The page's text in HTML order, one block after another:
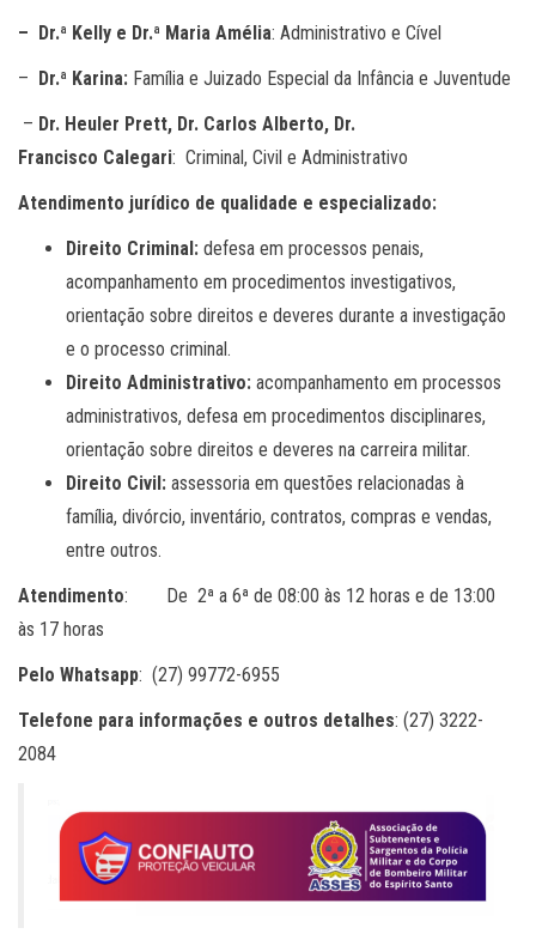
– Dr.ª Kelly e Dr.ª Maria Amélia: Administrativo e Cível
– Dr.ª Karina: Família e Juizado Especial da Infância e Juventude
– Dr. Heuler Prett, Dr. Carlos Alberto, Dr.
Francisco Calegari: Criminal, Civil e Administrativo
Atendimento jurídico de qualidade e especializado:
Direito Criminal: defesa em processos penais,
acompanhamento em procedimentos investigativos,
orientação sobre direitos e deveres durante a investigação
e o processo criminal.
Direito Administrativo: acompanhamento em processos
administrativos, defesa em procedimentos disciplinares,
orientação sobre direitos e deveres na carreira militar.
Direito Civil: assessoria em questões relacionadas à
família, divórcio, inventário, contratos, compras e vendas,
entre outros.
Atendimento: De 2ª a 6ª de 08:00 às 12 horas e de 13:00
às 17 horas
Pelo Whatsapp: (27) 99772-6955
Telefone para informações e outros detalhes: (27) 3222-
2084